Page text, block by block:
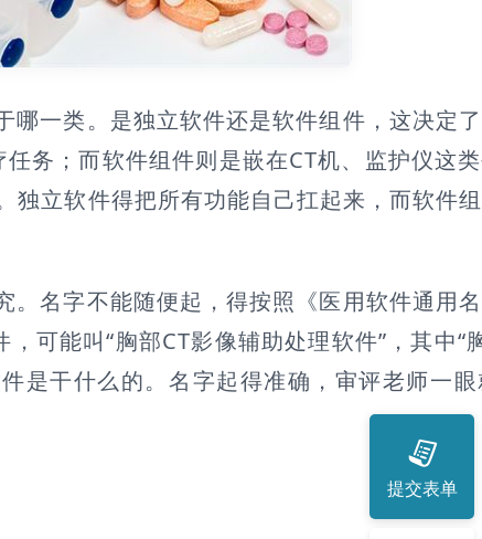
一类。是独立软件还是软件组件，这决定
务；而软件组件则是嵌在CT机、监护仪这
立软件得把所有功能自己扛起来，而软件
。名字不能随便起，得按照《医用软件通用
可能叫“胸部CT影像辅助处理软件”，其中“
是干什么的。名字起得准确，审评老师一
提交表单